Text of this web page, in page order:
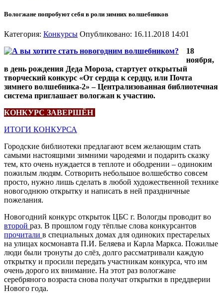
Вологжане попробуют себя в роли зимних волшебников
Категория: Конкурсы Опубликовано: 16.11.2018 14:01
18
ноября,
в день рождения Деда Мороза, стартует открытый
творческий конкурс «От сердца к сердцу, или Почта
зимнего волшебника-2» – Централизованная библиотечная
система приглашает вологжан к участию.
КОНКУРС ЗАВЕРШЁН
ИТОГИ КОНКУРСА
Городские библиотеки предлагают всем желающим стать
самыми настоящими зимними чародеями и подарить сказку
тем, кто очень нуждается в теплоте и ободрении – одиноким
пожилым людям. Сотворить небольшое волшебство совсем
просто, нужно лишь сделать в любой художественной технике
новогоднюю открытку и написать в ней праздничные
пожелания.
Новогодний конкурс открыток ЦБС г. Вологды проводит во
второй раз. В прошлом году тёплые слова конкурсантов
прочитали в специальных домах для одиноких престарелых
на улицах космонавта П.И. Беляева и Карла Маркса. Пожилые
люди были тронуты до слёз, долго рассматривали каждую
открытку и просили передать участникам конкурса, что им
очень дорого их внимание. На этот раз вологжане
серебряного возраста снова получат открытки в преддверии
Нового года.